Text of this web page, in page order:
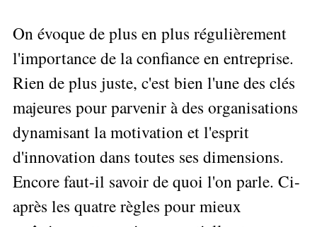
les
Diriger
»»»
Innover
en
équipe
L'Innovation
la
Performance
L'Innovation
la
Le
Supply
Management
▶
les
Organiser
»»»
Tous
articles
Projet
»»»
▶
du
Manager
mieux
Bord
Excel
▶
les
articles
Mesurer
»»»
Analyser
les
données
son
Entreprise
Le
métier
consultant
freelance
Secrets
d'Entrepreneur
Tous
les
Qualités
réussir
Comment
s'auto-
évaluer ?
▶
Tous
les
articles
Former
On évoque de plus en plus régulièrement
l'importance de la confiance en entreprise.
Rien de plus juste, c'est bien l'une des clés
majeures pour parvenir à des organisations
dynamisant la motivation et l'esprit
d'innovation dans toutes ses dimensions.
Encore faut-il savoir de quoi l'on parle. Ci-
après les quatre règles pour mieux